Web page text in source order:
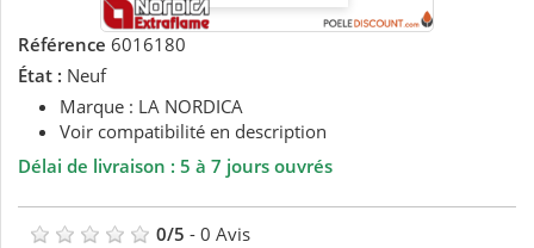
Référence 6016180
État : Neuf
Marque : LA NORDICA
Voir compatibilité en description
Délai de livraison : 5 à 7 jours ouvrés
0/5 - 0 Avis